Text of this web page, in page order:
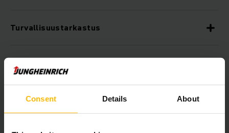
Consent Details About
Turvallisuustarkastus
Tarvikehallinta